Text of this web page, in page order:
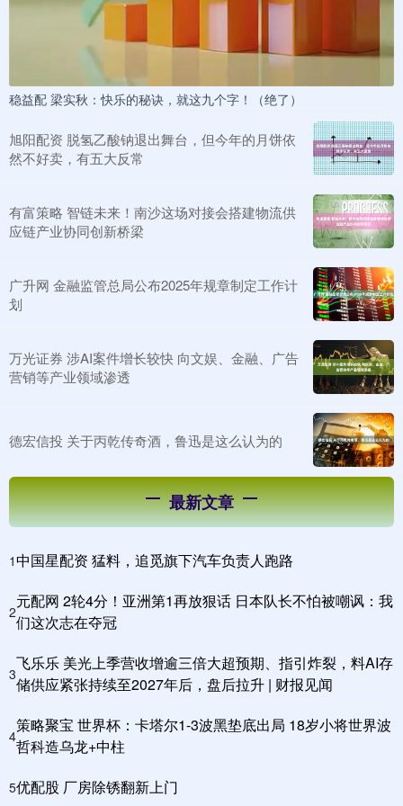
稳益配 梁实秋：快乐的秘诀，就这九个字！（绝了）
旭阳配资 脱氢乙酸钠退出舞台，但今年的月饼依
然不好卖，有五大反常
有富策略 智链未来！南沙这场对接会搭建物流供
应链产业协同创新桥梁
广升网 金融监管总局公布2025年规章制定工作计
划
万光证券 涉AI案件增长较快 向文娱、金融、广告
营销等产业领域渗透
德宏信投 关于丙乾传奇酒，鲁迅是这么认为的
最新文章
1中国星配资 猛料，追觅旗下汽车负责人跑路
2
元配网 2轮4分！亚洲第1再放狠话 日本队长不怕被嘲讽：我
们这次志在夺冠
3
飞乐乐 美光上季营收增逾三倍大超预期、指引炸裂，料AI存
储供应紧张持续至2027年后，盘后拉升 | 财报见闻
4
策略聚宝 世界杯：卡塔尔1-3波黑垫底出局 18岁小将世界波
哲科造乌龙+中柱
5优配股 厂房除锈翻新上门